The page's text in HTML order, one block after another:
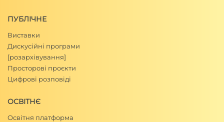
ПУБЛІЧНЕ
Виставки
Дискусійні програми
[розархівування]
Просторові проєкти
Цифрові розповіді
ОСВІТНЄ
Освітня платформа